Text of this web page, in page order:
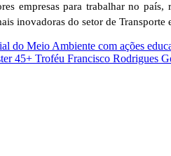
empresas para trabalhar no
inovadoras do setor de
do Meio Ambiente com ações
45+ Troféu Francisco Rodrigues